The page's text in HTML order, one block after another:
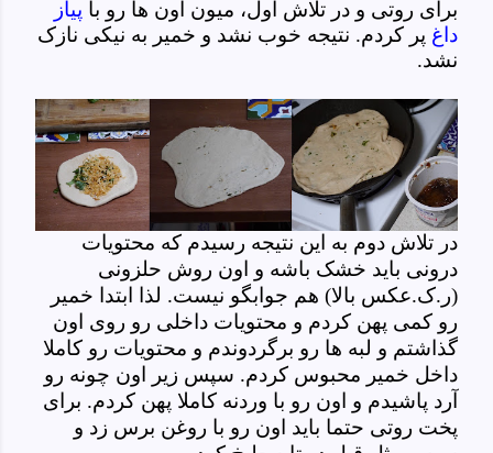
برای روتی و در تلاش اول، میون اون ها رو با پیاز
داغ پر کردم. نتیجه خوب نشد و خمیر به نیکی نازک
نشد.
در تلاش دوم به این نتیجه رسیدم که محتویات
درونی باید خشک باشه و اون روش حلزونی
(ر.ک.عکس بالا) هم جوابگو نیست. لذا ابتدا خمیر
رو کمی پهن کردم و محتویات داخلی رو روی اون
گذاشتم و لبه ها رو برگردوندم و محتویات رو کاملا
داخل خمیر محبوس کردم. سپس زیر اون چونه رو
آرد پاشیدم و اون رو با وردنه کاملا پهن کردم. برای
پخت روتی حتما باید اون رو با روغن برس زد و